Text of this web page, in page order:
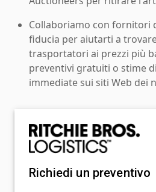
Collaboriamo con fornitori
fiducia per aiutarti a
trasportatori ai prezzi più
preventivi gratuiti o stime
immediate sui siti Web dei
Richiedi un preventivo